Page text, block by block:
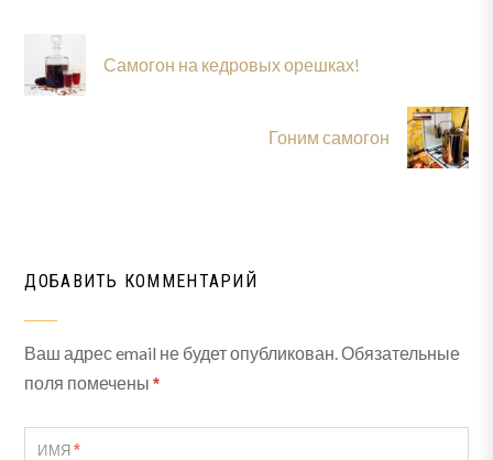
Самогон на кедровых орешках!
Гоним самогон
ДОБАВИТЬ КОММЕНТАРИЙ
Ваш адрес email не будет опубликован. Обязательные
поля помечены*
ИМЯ*